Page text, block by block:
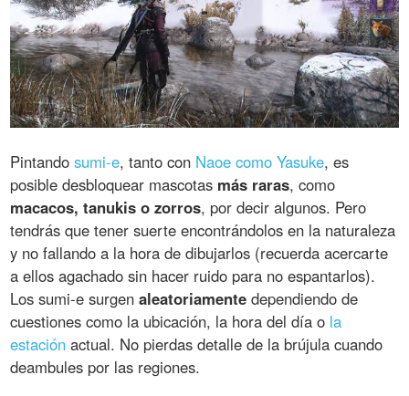
Pintandosumi-e, tanto con Naoe como Yasuke, es
posible desbloquear mascotas más raras, como
macacos, tanukis o zorros, por decir algunos. Pero
tendrás que tener suerte encontrándolos en la naturaleza
y no fallando a la hora de dibujarlos (recuerda acercarte
a ellos agachado sin hacer ruido para no espantarlos).
Los sumi-e surgenaleatoriamente dependiendo de
cuestiones como la ubicación, la hora del día o la
estación actual. No pierdas detalle de la brújula cuando
deambules por las regiones.